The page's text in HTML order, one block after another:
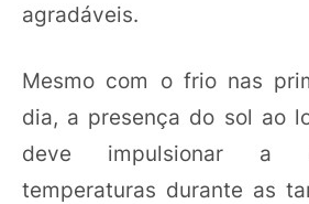
agradáveis.
Mesmo com o frio nas
dia, a presença do sol ao
deve impulsionar a
temperaturas durante as